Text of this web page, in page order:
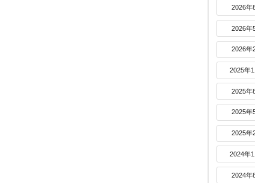
2026年
2026年
2026年
2025年
2025年
2025年
2025年
2024年
2024年